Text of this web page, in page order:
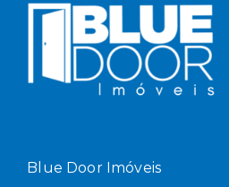
Blue Door Imóveis